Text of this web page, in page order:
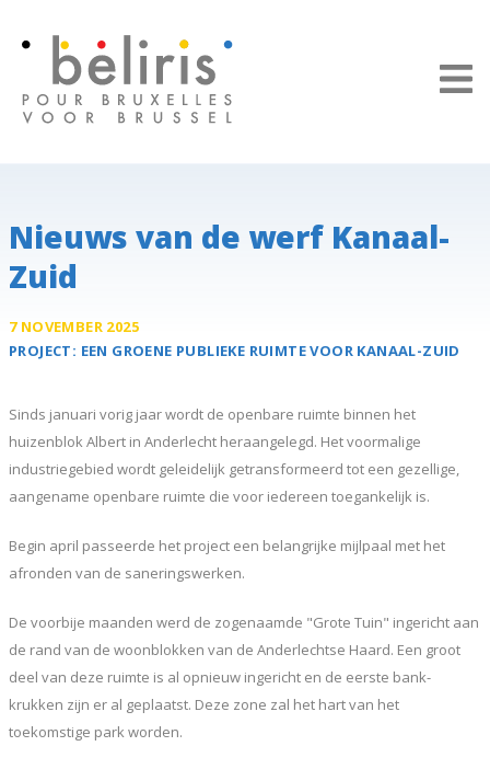
Nieuws van de werf Kanaal-
Zuid
7 NOVEMBER 2025
PROJECT: EEN GROENE PUBLIEKE RUIMTE VOOR KANAAL-ZUID
Sinds januari vorig jaar wordt de openbare ruimte binnen het
huizenblok Albert in Anderlecht heraangelegd. Het voormalige
industriegebied wordt geleidelijk getransformeerd tot een gezellige,
aangename openbare ruimte die voor iedereen toegankelijk is.
Begin april passeerde het project een belangrijke mijlpaal met het
afronden van de saneringswerken.
De voorbije maanden werd de zogenaamde "Grote Tuin" ingericht aan
de rand van de woonblokken van de Anderlechtse Haard. Een groot
deel van deze ruimte is al opnieuw ingericht en de eerste bank-
krukken zijn er al geplaatst. Deze zone zal het hart van het
toekomstige park worden.